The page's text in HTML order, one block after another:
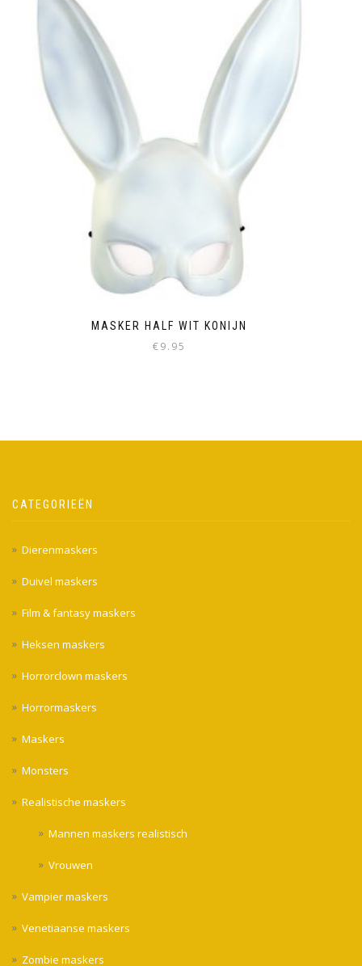
MASKER HALF WIT KONIJN
€9.95
CATEGORIEËN
Dierenmaskers
Duivel maskers
Film & fantasy maskers
Heksen maskers
Horrorclown maskers
Horrormaskers
Maskers
Monsters
Realistische maskers
Mannen maskers realistisch
Vrouwen
Vampier maskers
Venetiaanse maskers
Zombie maskers